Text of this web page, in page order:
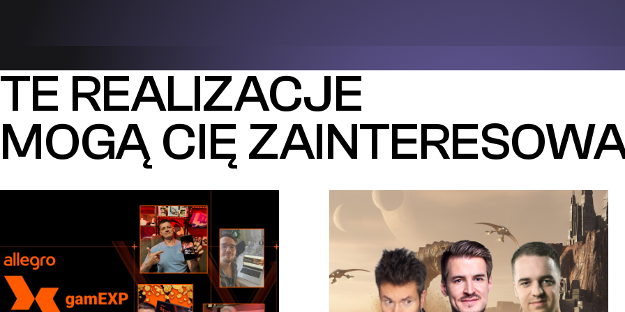
TE REALIZACJE
MOGĄ CIĘ